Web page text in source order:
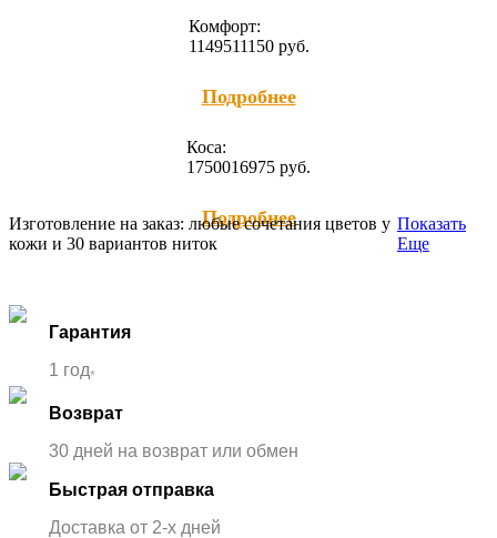
Комфорт:
1149511150руб.
Подробнее
Коса:
1750016975 руб.
Подробнее
Изготовление на заказ: любые сочетания цветов у
кожи и 30 вариантов ниток
Показать
Еще
Гарантия
1 год*
Возврат
30 дней на возврат или обмен
Быстрая отправка
Доставка от 2-x дней